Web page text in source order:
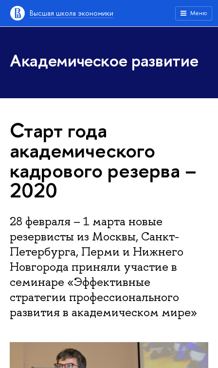
Высшая школа экономики Меню
Академическое развитие
Старт года
академического
кадрового резерва –
2020
28 февраля – 1 марта новые
резервисты из Москвы, Санкт-
Петербурга, Перми и Нижнего
Новгорода приняли участие в
семинаре «Эффективные
стратегии профессионального
развития в академическом мире»